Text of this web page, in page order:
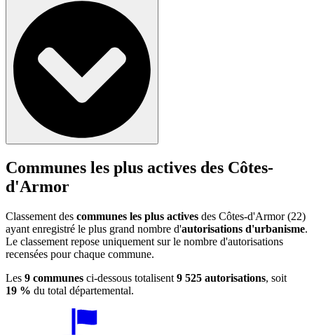
Communes les plus actives des Côtes-
d'Armor
Classement des communes les plus actives des Côtes-d'Armor (22)
ayant enregistré le plus grand nombre d'autorisations d'urbanisme.
Le classement repose uniquement sur le nombre d'autorisations
recensées pour chaque commune.
Les 9 communes ci-dessous totalisent 9 525 autorisations, soit
19 % du total départemental.